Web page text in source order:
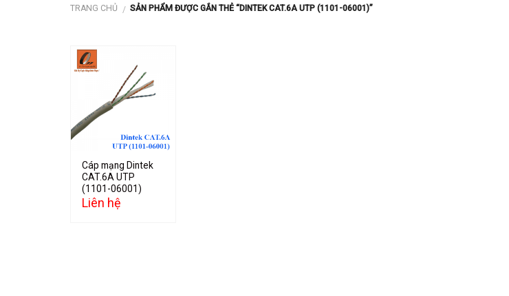
TRANG CHỦ / SẢN PHẨM ĐƯỢC GẮN THẺ “DINTEK CAT.6A UTP (1101-06001)”
Cáp mạng Dintek
CAT.6A UTP
(1101-06001)
Liên hệ